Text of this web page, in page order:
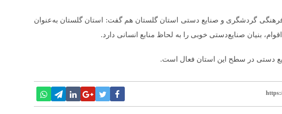
گردشگری و صنایع دستی استان گلستان هم گفت: استان گلستان به‌عنوان
بنیان صنایع‌دستی خوبی را به لحاظ منابع انسانی دارد.